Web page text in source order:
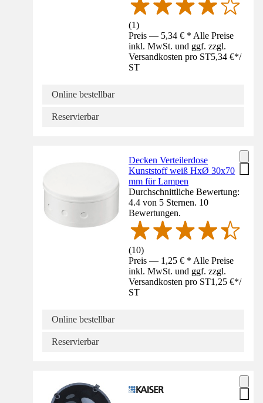
(1)
Preis — 5,34 € * Alle Preise
inkl. MwSt. und ggf. zzgl.
Versandkosten pro ST5,34 €*/
ST
Online bestellbar
Reservierbar
Decken Verteilerdose
Kunststoff weiß HxØ 30x70
mm für Lampen
Durchschnittliche Bewertung:
4.4 von 5 Sternen. 10
Bewertungen.
(10)
Preis — 1,25 € * Alle Preise
inkl. MwSt. und ggf. zzgl.
Versandkosten pro ST1,25 €*/
ST
Online bestellbar
Reservierbar